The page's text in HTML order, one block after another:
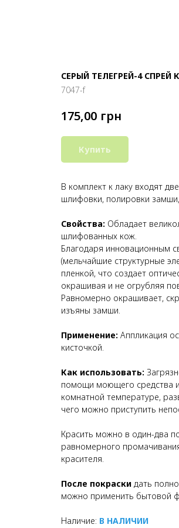
СЕРЫЙ ТЕЛЕГРЕЙ-4
7047-f
175,00 грн
Купить
В комплект к лаку входят
шлифовки, полировки замши,
Свойства: Обладает
шлифованных кож.
Благодаря инновационным
(мельчайшие структурные
пленкой, что создает
окрашивая и не огрубляя
Равномерно окрашивает,
изъяны замши.
Применение: Аппликация
кисточкой.
Как использовать:
помощи моющего средства
комнатной температуре,
чего можно приступить
Красить можно в один-два
равномерного
красителя.
После покраски дать
можно применить бытовой
Наличие: В НАЛИЧИИ